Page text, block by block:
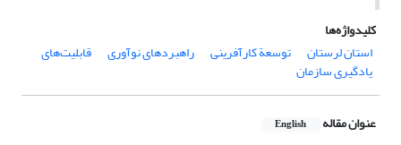
کلیدواژه‌ها
استان لرستان
توسعة کارآفرینی راهبردهای نوآوری قابلیت‌های
یادگیری سازمان
عنوان مقاله English